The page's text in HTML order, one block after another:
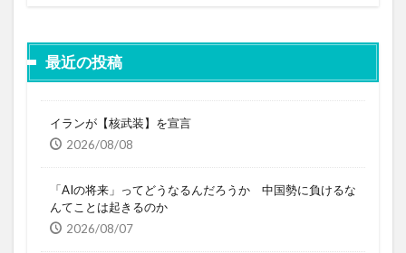
最近の投稿
イランが【核武装】を宣言
2026/08/08
「AIの将来」ってどうなるんだろうか 中国勢に負けるな
んてことは起きるのか
2026/08/07